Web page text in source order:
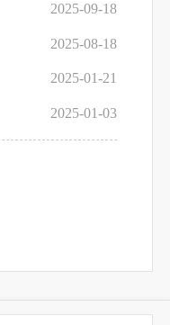
2025-09-18
2025-08-18
2025-01-21
2025-01-03